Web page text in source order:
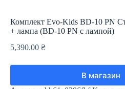
Комплект Evo-Kids BD-10 PN
+ лампа (BD-10 PN с лампой)
5,390.00 ₴
В магазин